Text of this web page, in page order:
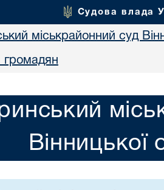
Судова влада
міськрайонний суд
громадян
Вінницької